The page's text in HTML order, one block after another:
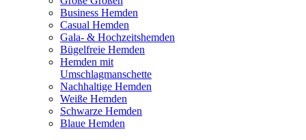
Business Hemden
Casual Hemden
Gala- & Hochzeitshemden
Bügelfreie Hemden
Hemden mit
Umschlagmanschette
Nachhaltige Hemden
Weiße Hemden
Schwarze Hemden
Blaue Hemden